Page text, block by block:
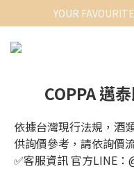
YOUR
COPPA 邁
依據台灣現行法規，酒
供詢價參考，請依詢價
✅客服資訊 官方LINE：